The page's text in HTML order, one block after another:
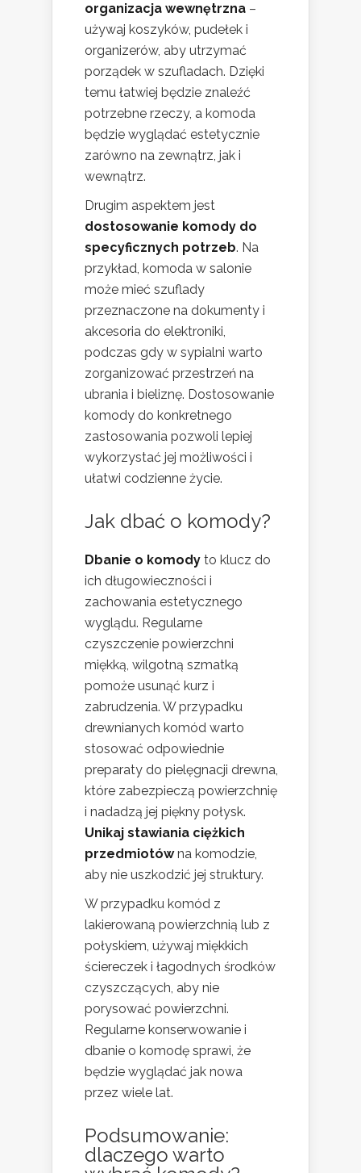
organizacja wewnętrzna –
używaj koszyków, pudełek i
organizerów, aby utrzymać
porządek w szufladach. Dzięki
temu łatwiej będzie znaleźć
potrzebne rzeczy, a komoda
będzie wyglądać estetycznie
zarówno na zewnątrz, jak i
wewnątrz.
Drugim aspektem jest
dostosowanie komody do
specyficznych potrzeb. Na
przykład, komoda w salonie
może mieć szuflady
przeznaczone na dokumenty i
akcesoria do elektroniki,
podczas gdy w sypialni warto
zorganizować przestrzeń na
ubrania i bieliznę. Dostosowanie
komody do konkretnego
zastosowania pozwoli lepiej
wykorzystać jej możliwości i
ułatwi codzienne życie.
Jak dbać o komody?
Dbanie o komody to klucz do
ich długowieczności i
zachowania estetycznego
wyglądu. Regularne
czyszczenie powierzchni
miękką, wilgotną szmatką
pomoże usunąć kurz i
zabrudzenia. W przypadku
drewnianych komód warto
stosować odpowiednie
preparaty do pielęgnacji drewna,
które zabezpieczą powierzchnię
i nadadzą jej piękny połysk.
Unikaj stawiania ciężkich
przedmiotówna komodzie,
aby nie uszkodzić jej struktury.
W przypadku komód z
lakierowaną powierzchnią lub z
połyskiem, używaj miękkich
ściereczek i łagodnych środków
czyszczących, aby nie
porysować powierzchni.
Regularne konserwowanie i
dbanie o komodę sprawi, że
będzie wyglądać jak nowa
przez wiele lat.
Podsumowanie:
dlaczego warto